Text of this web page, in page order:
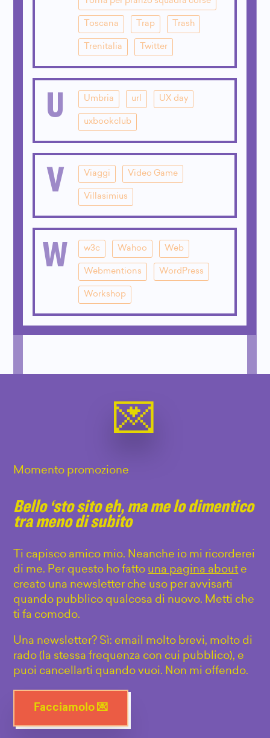
Toscana Trap Trash
Trenitalia Twitter
U Umbria url UX day
uxbookclub
V Viaggi Video Game
Villasimius
W w3c Wahoo Web
Webmentions WordPress
Workshop
Momento promozione
Bello ‘sto sito eh, ma me lo dimentico
tra meno di subito
Ti capisco amico mio. Neanche io mi ricorderei
di me. Per questo ho fatto una pagina about e
creato una newsletter che uso per avvisarti
quando pubblico qualcosa di nuovo. Metti che
ti fa comodo.
Una newsletter? Sì: email molto brevi, molto di
rado (la stessa frequenza con cui pubblico), e
puoi cancellarti quando vuoi. Non mi offendo.
Facciamolo 💌